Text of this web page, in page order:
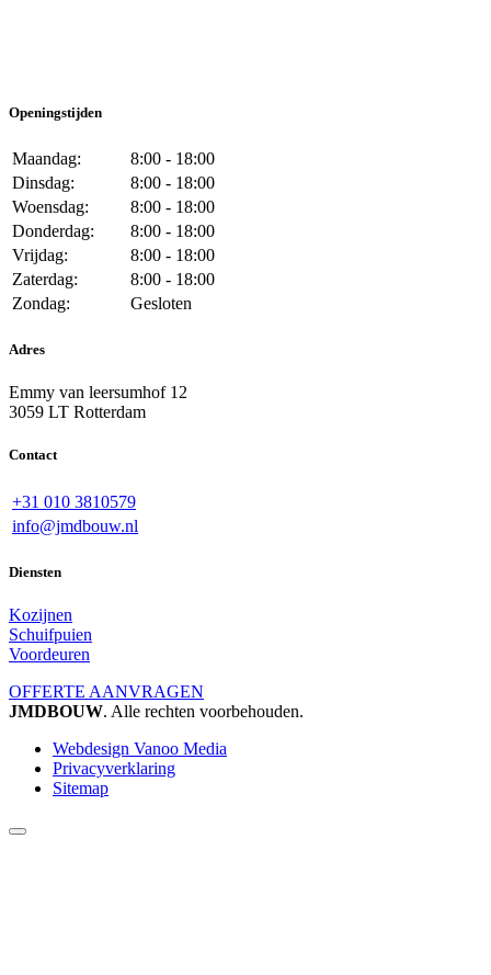
Openingstijden
Maandag:
8:00 - 18:00
Dinsdag:
8:00 - 18:00
Woensdag:
8:00 - 18:00
Donderdag:
8:00 - 18:00
Vrijdag:
8:00 - 18:00
Zaterdag:
8:00 - 18:00
Zondag:
Gesloten
Adres
Emmy van leersumhof 12
3059 LT Rotterdam
Contact
+31 010 3810579
info@jmdbouw.nl
Diensten
Kozijnen
Schuifpuien
Voordeuren
OFFERTE AANVRAGEN
JMDBOUW. Alle rechten voorbehouden.
Webdesign Vanoo Media
Privacyverklaring
Sitemap